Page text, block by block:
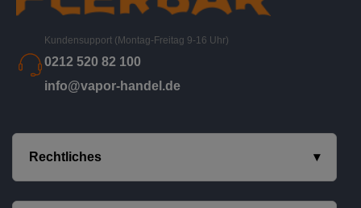
Kundensupport (Montag-Freitag 9-16 Uhr)
0212 520 82 100
info@vapor-handel.de
Rechtliches